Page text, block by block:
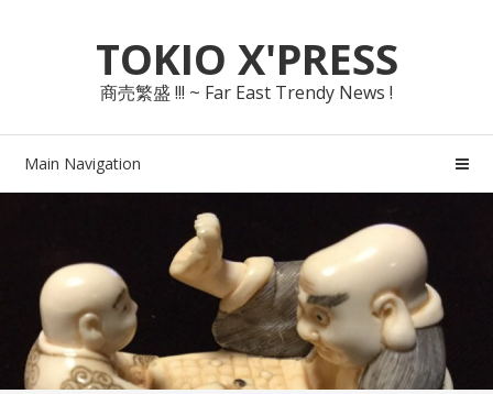
navigationTOKIO X'PRESS
商売繁盛 !!! ~ Far East Trendy News !
Main Navigation